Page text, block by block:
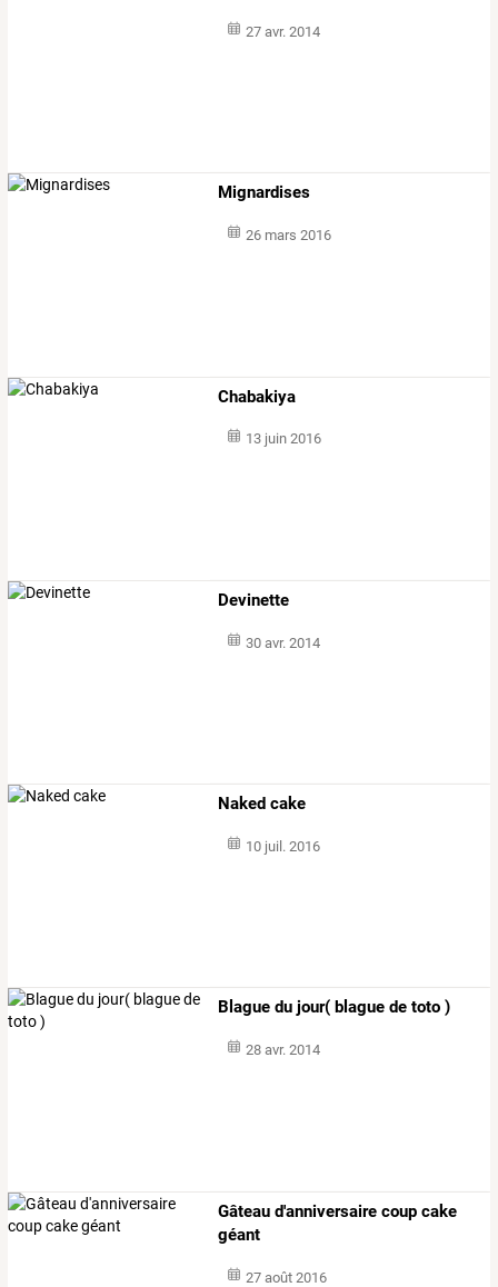
27 avr. 2014
Mignardises
26 mars 2016
Chabakiya
13 juin 2016
Devinette
30 avr. 2014
Naked cake
10 juil. 2016
Blague du jour( blague de toto )
28 avr. 2014
Gâteau d'anniversaire coup cake
géant
27 août 2016